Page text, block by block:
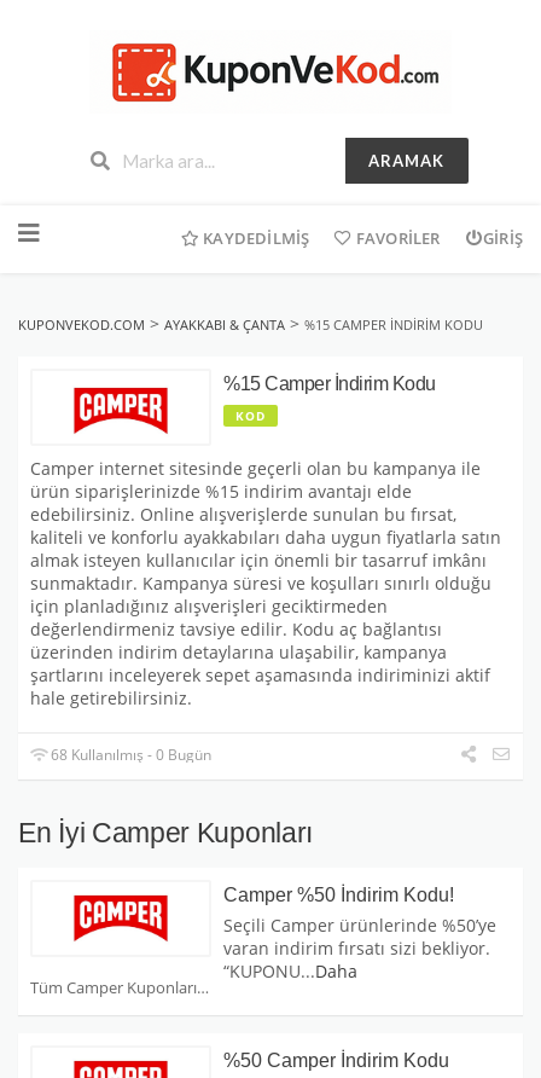
ARAMAK
geç
KAYDEDILMIŞ FAVORILER GIRIŞ
KUPONVEKOD.COM > AYAKKABI & ÇANTA > %15 CAMPER İNDIRIM KODU
%15 Camper İndirim Kodu
KOD
Camper internet sitesinde geçerli olan bu kampanya ile
ürün siparişlerinizde %15 indirim avantajı elde
edebilirsiniz. Online alışverişlerde sunulan bu fırsat,
kaliteli ve konforlu ayakkabıları daha uygun fiyatlarla satın
almak isteyen kullanıcılar için önemli bir tasarruf imkânı
sunmaktadır. Kampanya süresi ve koşulları sınırlı olduğu
için planladığınız alışverişleri geciktirmeden
değerlendirmeniz tavsiye edilir. Kodu aç bağlantısı
üzerinden indirim detaylarına ulaşabilir, kampanya
şartlarını inceleyerek sepet aşamasında indiriminizi aktif
hale getirebilirsiniz.
68 Kullanılmış - 0 Bugün
En İyi Camper Kuponları
Tüm Camper Kuponları
Camper %50 İndirim Kodu!
Seçili Camper ürünlerinde %50’ye
varan indirim fırsatı sizi bekliyor.
“KUPONU...Daha
%50 Camper İndirim Kodu